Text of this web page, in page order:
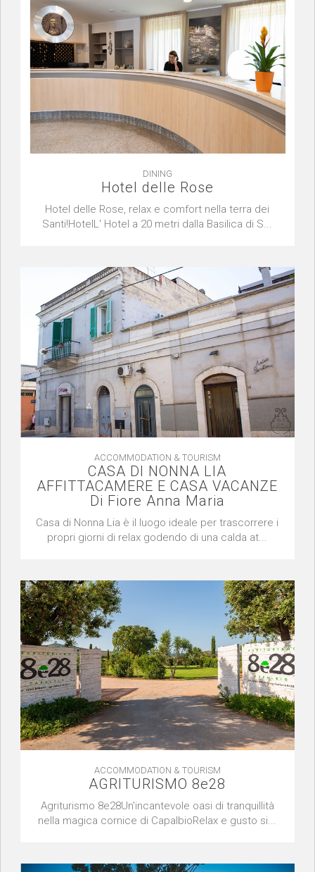
DINING
Hotel delle Rose
Hotel delle Rose, relax e comfort nella terra dei
Santi!HotelL' Hotel a 20 metri dalla Basilica di S...
ACCOMMODATION & TOURISM
CASA DI NONNA LIA
AFFITTACAMERE E CASA VACANZE
Di Fiore Anna Maria
Casa di Nonna Lia è il luogo ideale per trascorrere i
propri giorni di relax godendo di una calda at...
ACCOMMODATION & TOURISM
AGRITURISMO 8e28
Agriturismo 8e28Un'incantevole oasi di tranquillità
nella magica cornice di CapalbioRelax e gusto si...